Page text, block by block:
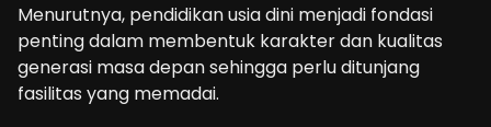
Menurutnya, pendidikan usia dini menjadi fondasi
penting dalam membentuk karakter dan kualitas
generasi masa depan sehingga perlu ditunjang
fasilitas yang memadai.